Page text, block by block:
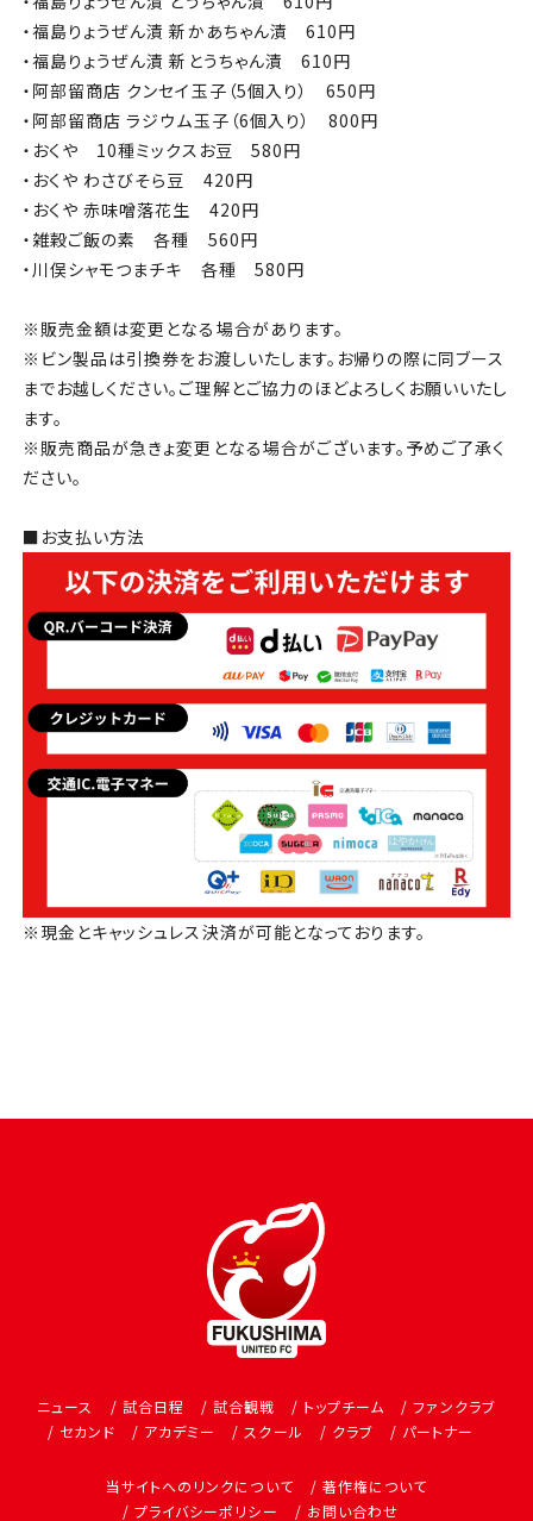
・福島りょうぜん漬 新かあちゃん漬 610円
・福島りょうぜん漬 新とうちゃん漬 610円
・阿部留商店 クンセイ玉子（5個入り） 650円
・阿部留商店 ラジウム玉子（6個入り） 800円
・おくや 10種ミックスお豆 580円
・おくや わさびそら豆 420円
・おくや 赤味噌落花生 420円
・雑穀ご飯の素 各種 560円
・川俣シャモつまチキ 各種 580円
※販売金額は変更となる場合があります。
※ビン製品は引換券をお渡しいたします。お帰りの際に同ブース
までお越しください。ご理解とご協力のほどよろしくお願いいたし
ます。
※販売商品が急きょ変更となる場合がございます。予めご了承く
ださい。
■お支払い方法
※現金とキャッシュレス決済が可能となっております。
ニュース 試合日程 試合観戦 トップチーム
ファンクラブ
セカンド
アカデミー スクール クラブ パートナー
当サイトへのリンクについて
著作権について
プライバシーポリシー
お問い合わせ